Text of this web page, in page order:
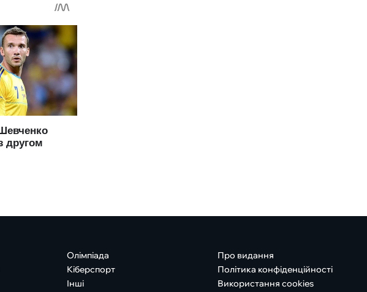
Олімпіада
Кіберспорт
Інші
Про видання
Політика конфіденційності
Використання cookies